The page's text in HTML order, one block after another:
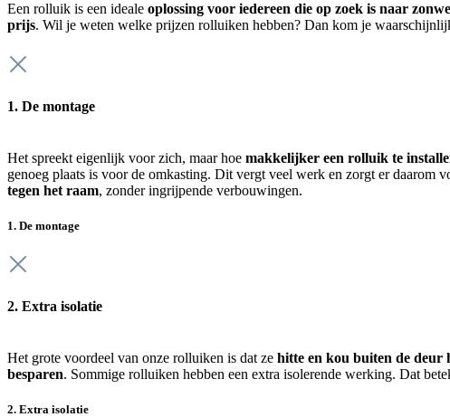
Een rolluik is een ideale oplossing voor iedereen die op zoek is naar
prijs. Wil je weten welke prijzen rolluiken hebben? Dan kom je
1. De montage
Het spreekt eigenlijk voor zich, maar hoe makkelijker een rolluik te
genoeg plaats is voor de omkasting. Dit vergt veel werk en zorgt er
tegen het raam, zonder ingrijpende verbouwingen.
1. De montage
2. Extra isolatie
Het grote voordeel van onze rolluiken is dat ze hitte en kou buiten de deur
besparen. Sommige rolluiken hebben een extra isolerende werking. Dat
2. Extra isolatie